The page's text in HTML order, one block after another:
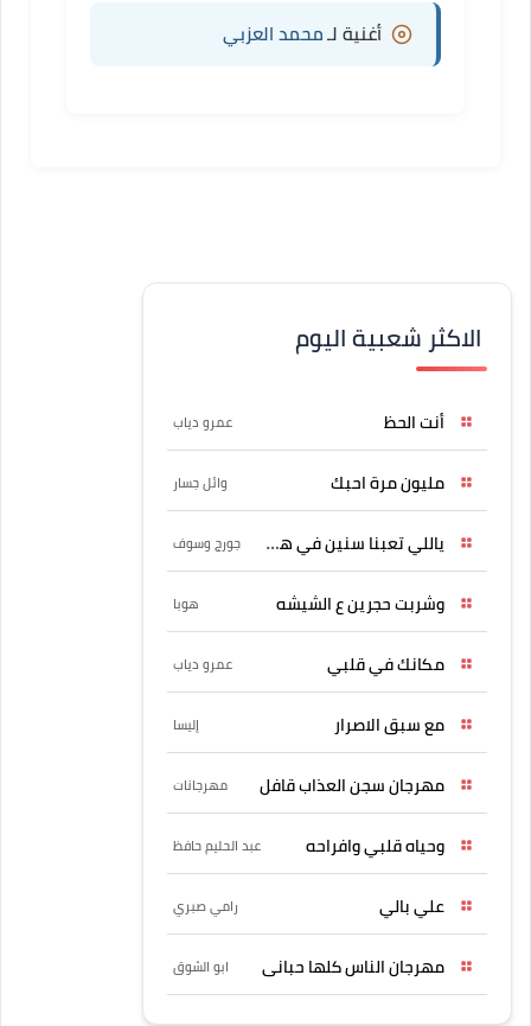
أغنية لـ محمد العزبي
الاكثر شعبية اليوم
أنت الحظ عمرو دياب
مليون مرة احبك وائل جسار
ياللي تعبنا سنين في هواه جورج وسوف
وشربت حجرين ع الشيشه هوبا
مكانك في قلبي عمرو دياب
مع سبق الاصرار إليسا
مهرجان سجن العذاب قافل مهرجانات
وحياه قلبي وافراحه عبد الحليم حافظ
علي بالي رامي صبري
مهرجان الناس كلها حبانى ابو الشوق